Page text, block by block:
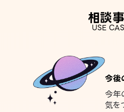
相談
USE
今後
今年
気を